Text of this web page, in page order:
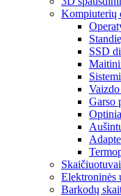
Kompiuterių
SSD
Garso
Elektroninės
Barkodų